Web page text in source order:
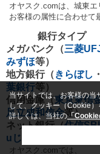
オヤスク.comは、城東エ
お客様の属性に合わせて
銀行タイプ
メガバンク（三菱
みずほ等）
地方銀行（きらぼし ・
葉銀行等）
信用金庫（東京東信
足立成和信金等）
ネット銀行（住信SBI
uじぶん銀行
オヤスク.comでは、
当サイトでは、お客様の当
して、クッキー（Cookie）
詳しくは、当社の「Cookie